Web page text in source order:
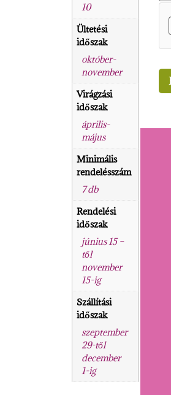
10
Ültetési
időszak
október-
november
Virágzási
időszak
április-
május
Minimális
rendelésszám
7 db
Rendelési
időszak
június 15 –
től
november
15-ig
Szállítási
időszak
szeptember
29-től
december
1-ig